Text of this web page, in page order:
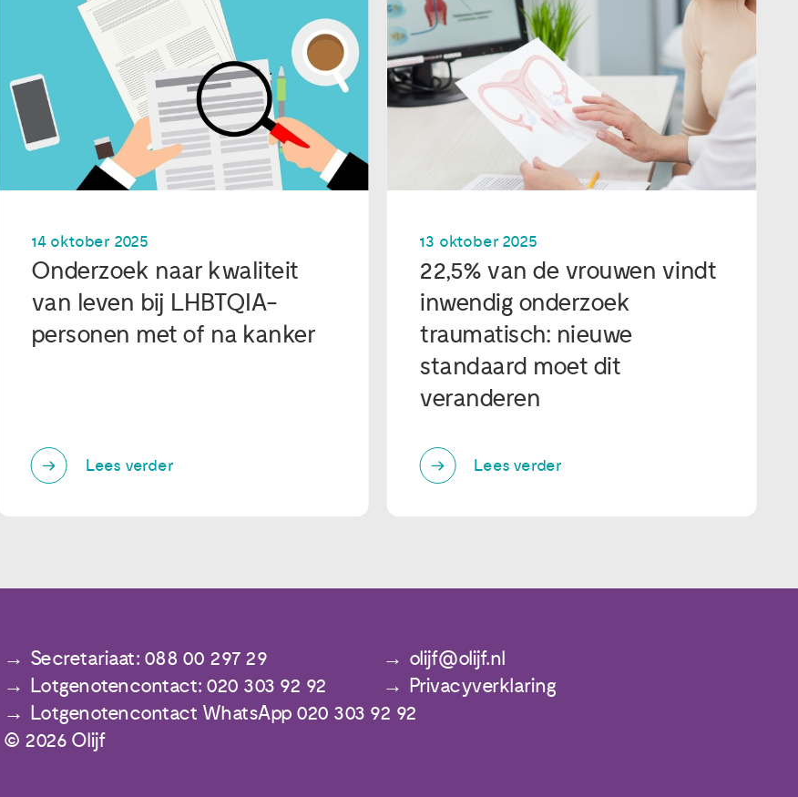
14 oktober 2025
Onderzoek naar kwaliteit
van leven bij LHBTQIA-
personen met of na kanker
Lees verder
13 oktober 2025
22,5% van de vrouwen vindt
inwendig onderzoek
traumatisch: nieuwe
standaard moet dit
veranderen
Lees verder
Secretariaat: 088 00 297 29
olijf@olijf.nl
Lotgenotencontact: 020 303 92 92
Privacyverklaring
Lotgenotencontact WhatsApp 020 303 92 92
© 2026 Olijf